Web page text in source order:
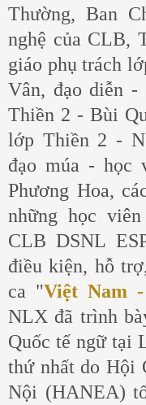
Thường, Ban
nghệ của CLB,
giáo phụ trách
Vân, đạo diễn
Thiền 2 - Bùi
lớp Thiền 2 -
đạo múa - học
Phương Hoa,
những học
CLB DSNL
điều kiện, hỗ
ca "Việt Nam
NLX đã trình
Quốc tế ngữ tại
thứ nhất do Hội
Nội (HANEA)